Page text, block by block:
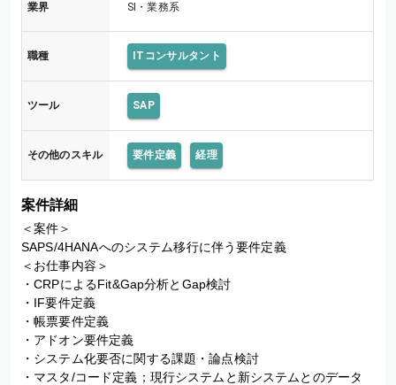
業界 SI・業務系
職種 ITコンサルタント
ツール SAP
その他のスキル 要件定義 経理
案件詳細
＜案件＞
SAPS/4HANAへのシステム移行に伴う要件定義
＜お仕事内容＞
・CRPによるFit&Gap分析とGap検討
・IF要件定義
・帳票要件定義
・アドオン要件定義
・システム化要否に関する課題・論点検討
・マスタ/コード定義；現行システムと新システムとのデータ